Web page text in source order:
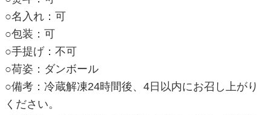
○名入れ：可
○包装：可
○手提げ：不可
○荷姿：ダンボール
○備考：冷蔵解凍24時間後、4日以内にお召し上がり
ください。